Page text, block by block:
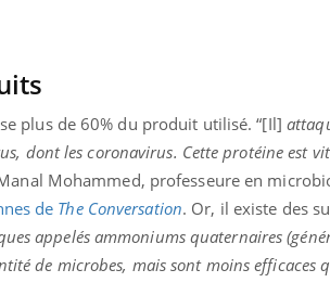
plus de 60% du produit utilisé. “[Il]
dont les coronavirus. Cette protéine est
Mohammed, professeure en
de The Conversation. Or, il existe des
appelés ammoniums quaternaires
de microbes, mais sont moins efficaces
: et si on
diabète de type 2
chez les
les soignants.
Youtube
Eczéma Chronique
préparer pour l’été !
L'été arrive… et avec lui,
rythme de vie ! Vacances,
soleil, activités en plein
sont ...